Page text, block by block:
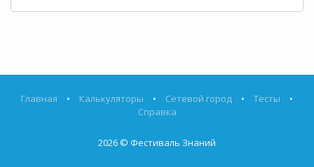
Главная • Калькуляторы • Сетевой город • Тесты
•
Справка
2026 © Фестиваль Знаний